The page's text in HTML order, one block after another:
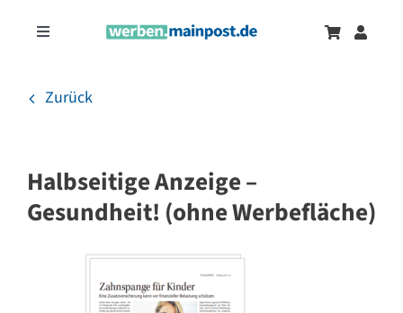
InhaltToggle
Onlinewerbung
Zurück
Halbseitige Anzeige –
Gesundheit! (ohne Werbefläche)